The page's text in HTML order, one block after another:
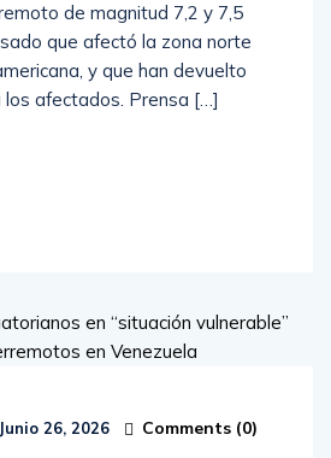
de magnitud 7,2 y 7,5
que afectó la zona norte
y que han devuelto
los afectados. Prensa […]
Junio 26, 2026 Comments (0)